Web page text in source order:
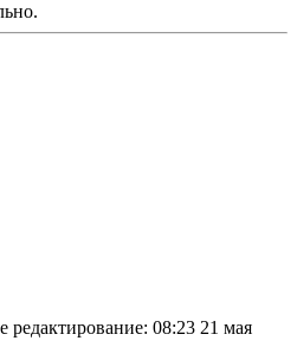
редактирование: 08:23 21 мая